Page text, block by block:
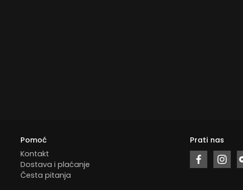
Pomoć
Kontakt
Dostava i plaćanje
Česta pitanja
Prati nas